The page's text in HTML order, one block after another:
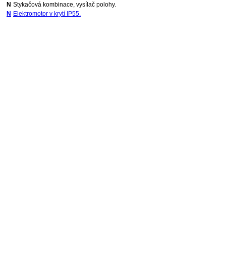
N Stykačová kombinace, vysílač polohy.
N Elektromotor v krytí IP55.